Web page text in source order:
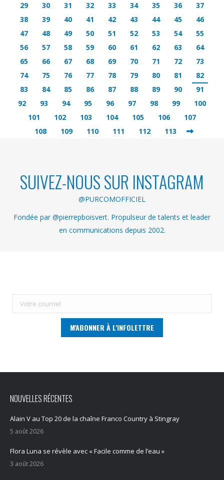
29
30 31 32 33 34 35 36
37
38
39 40 41 42 43 44 45
46
47
48 49 50 51 52 53 54
55
56
57 58 59 60 61 62 63
64
65
66 67 68 69 70 71 72
73
74
75 76 77 78 79 80 81
82
83
84 85 86 87 88 89 90
91
92
93 94 95 96 97 98 99
100
101
102 103 104 105 106
107
108
109 110 111 112 113
SUIVEZ-NOUS SUR INSTAGRAM
@PURCOMOFFICIEL
Fondée par @pierrepboisvert. Propulseur de talents et leader
en communications depuis 2002.
NOUVELLES RÉCENTES
Alain V au Top 20 de la chaîne Franco Country à Stingray
5 août 2026
Flora Luna se révèle avec « Facile comme de l’eau »
3 août 2026